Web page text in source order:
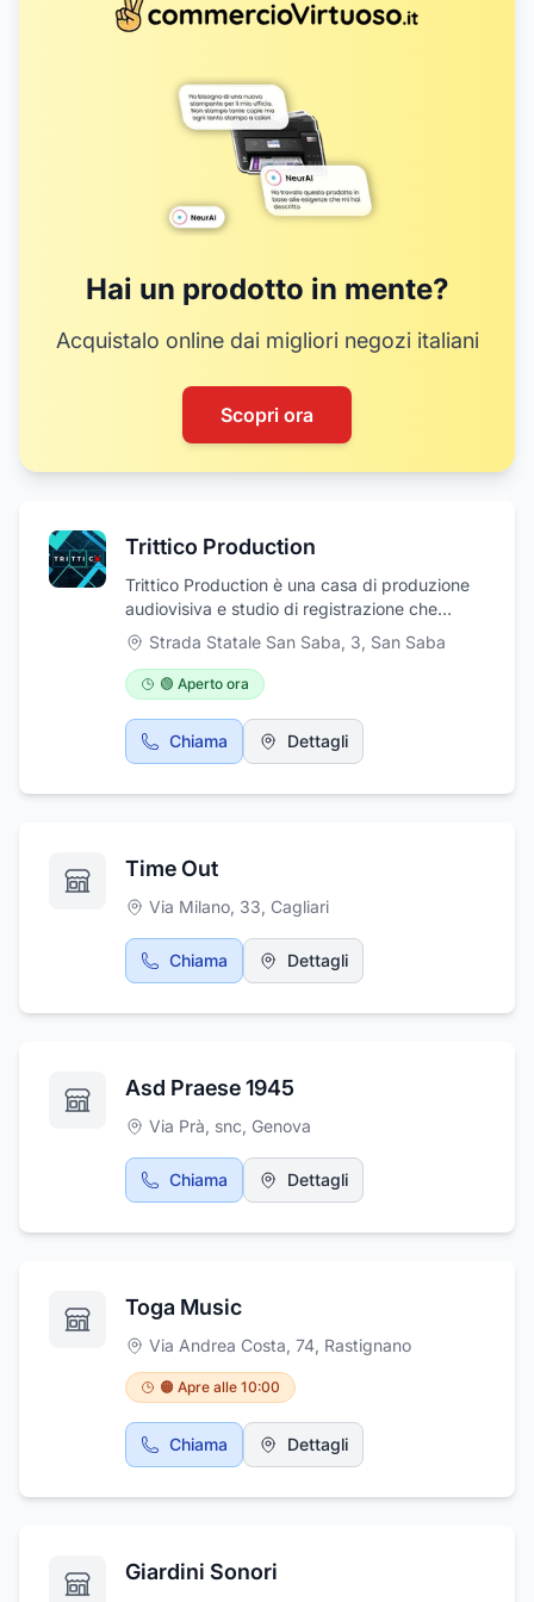
Hai un prodotto in mente?
Acquistalo online dai migliori negozi italiani
Scopri ora
Trittico Production
Trittico Production è una casa di produzione
audiovisiva e studio di registrazione che
nasce a Messina in Sicilia.
Strada Statale San Saba, 3, San Saba
🟢 Aperto ora
Chiama Dettagli
Time Out
Via Milano, 33, Cagliari
Chiama Dettagli
Asd Praese 1945
Via Prà, snc, Genova
Chiama Dettagli
Toga Music
Via Andrea Costa, 74, Rastignano
🟠 Apre alle 10:00
Chiama Dettagli
Giardini Sonori